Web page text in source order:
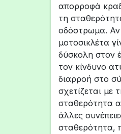
απορροφά
τη
οδόστρωμα. Αν
μοτοσικλέτα
δύσκολη στον
τον κίνδυνο
διαρροή στο
σχετίζεται με
σταθερότητα
άλλες
σταθερότητα,